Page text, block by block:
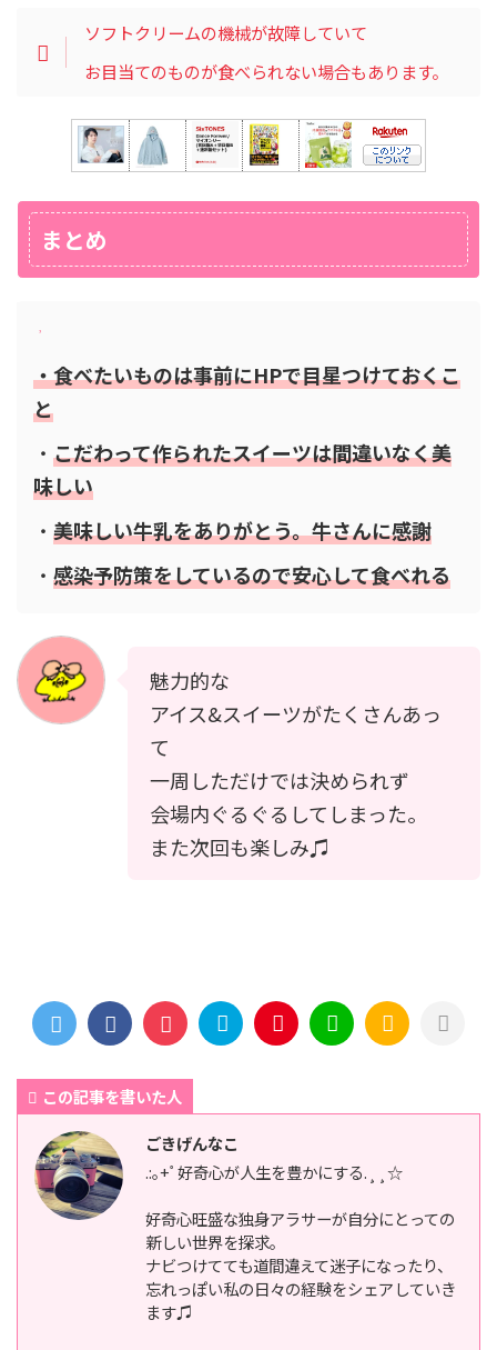
ソフトクリームの機械が故障していて
お目当てのものが食べられない場合もあります。
まとめ
・食べたいものは事前にHPで目星つけておくこ
と
・ こだわって作られたスイーツは間違いなく美
味しい
・ 美味しい牛乳をありがとう。牛さんに感謝
・ 感染予防策をしているので安心して食べれる
魅力的な
アイス&スイーツがたくさんあっ
て
一周しただけでは決められず
会場内ぐるぐるしてしまった。
また次回も楽しみ♫
この記事を書いた人
ごきげんなこ
.:｡+ﾟ好奇心が人生を豊かにする.¸¸☆
好奇心旺盛な独身アラサーが自分にとっての
新しい世界を探求。
ナビつけてても道間違えて迷子になったり、
忘れっぽい私の日々の経験をシェアしていき
ます♫